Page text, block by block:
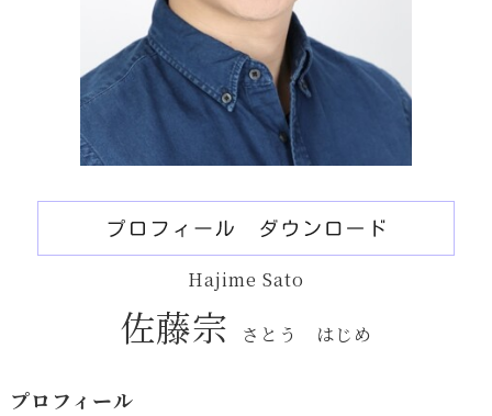
Hajime Sato
佐藤宗 さとう はじめ
プロフィール